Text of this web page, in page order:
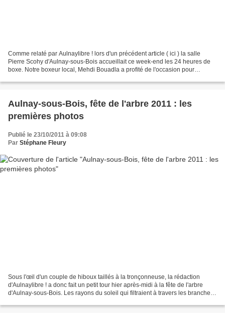
Comme relaté par Aulnaylibre ! lors d'un précédent article ( ici ) la salle
Pierre Scohy d'Aulnay-sous-Bois accueillait ce week-end les 24 heures de
boxe. Notre boxeur local, Mehdi Bouadla a profité de l'occasion pour
Aulnay-sous-Bois, fête de l'arbre 2011 : les
premières photos
Publié le 23/10/2011 à 09:08
Par Stéphane Fleury
Sous l'œil d'un couple de hiboux taillés à la tronçonneuse, la rédaction
d'Aulnaylibre ! a donc fait un petit tour hier après-midi à la fête de l'arbre
d'Aulnay-sous-Bois. Les rayons du soleil qui filtraient à travers les branches